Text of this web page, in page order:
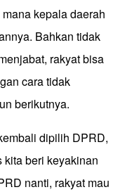
kepala daerah
Bahkan tidak
rakyat bisa
cara tidak
berikutnya.
dipilih DPRD,
beri keyakinan
nanti, rakyat mau